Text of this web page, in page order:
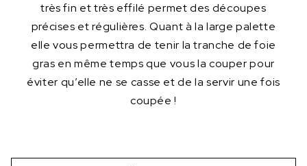
très fin et très effilé permet des découpes
précises et régulières. Quant à la large palette
elle vous permettra de tenir la tranche de foie
gras en même temps que vous la couper pour
éviter qu’elle ne se casse et de la servir une fois
coupée !